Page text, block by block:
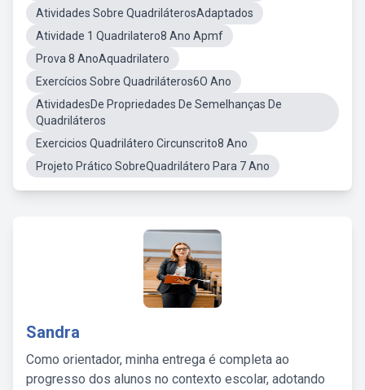
Atividades Sobre QuadriláterosAdaptados
Atividade 1 Quadrilatero8 Ano Apmf
Prova 8 AnoAquadrilatero
Exercícios Sobre Quadriláteros6O Ano
AtividadesDe Propriedades De Semelhanças De
Quadriláteros
Exercicios Quadrilátero Circunscrito8 Ano
Projeto Prático SobreQuadrilátero Para 7 Ano
Sandra
Como orientador, minha entrega é completa ao
progresso dos alunos no contexto escolar, adotando